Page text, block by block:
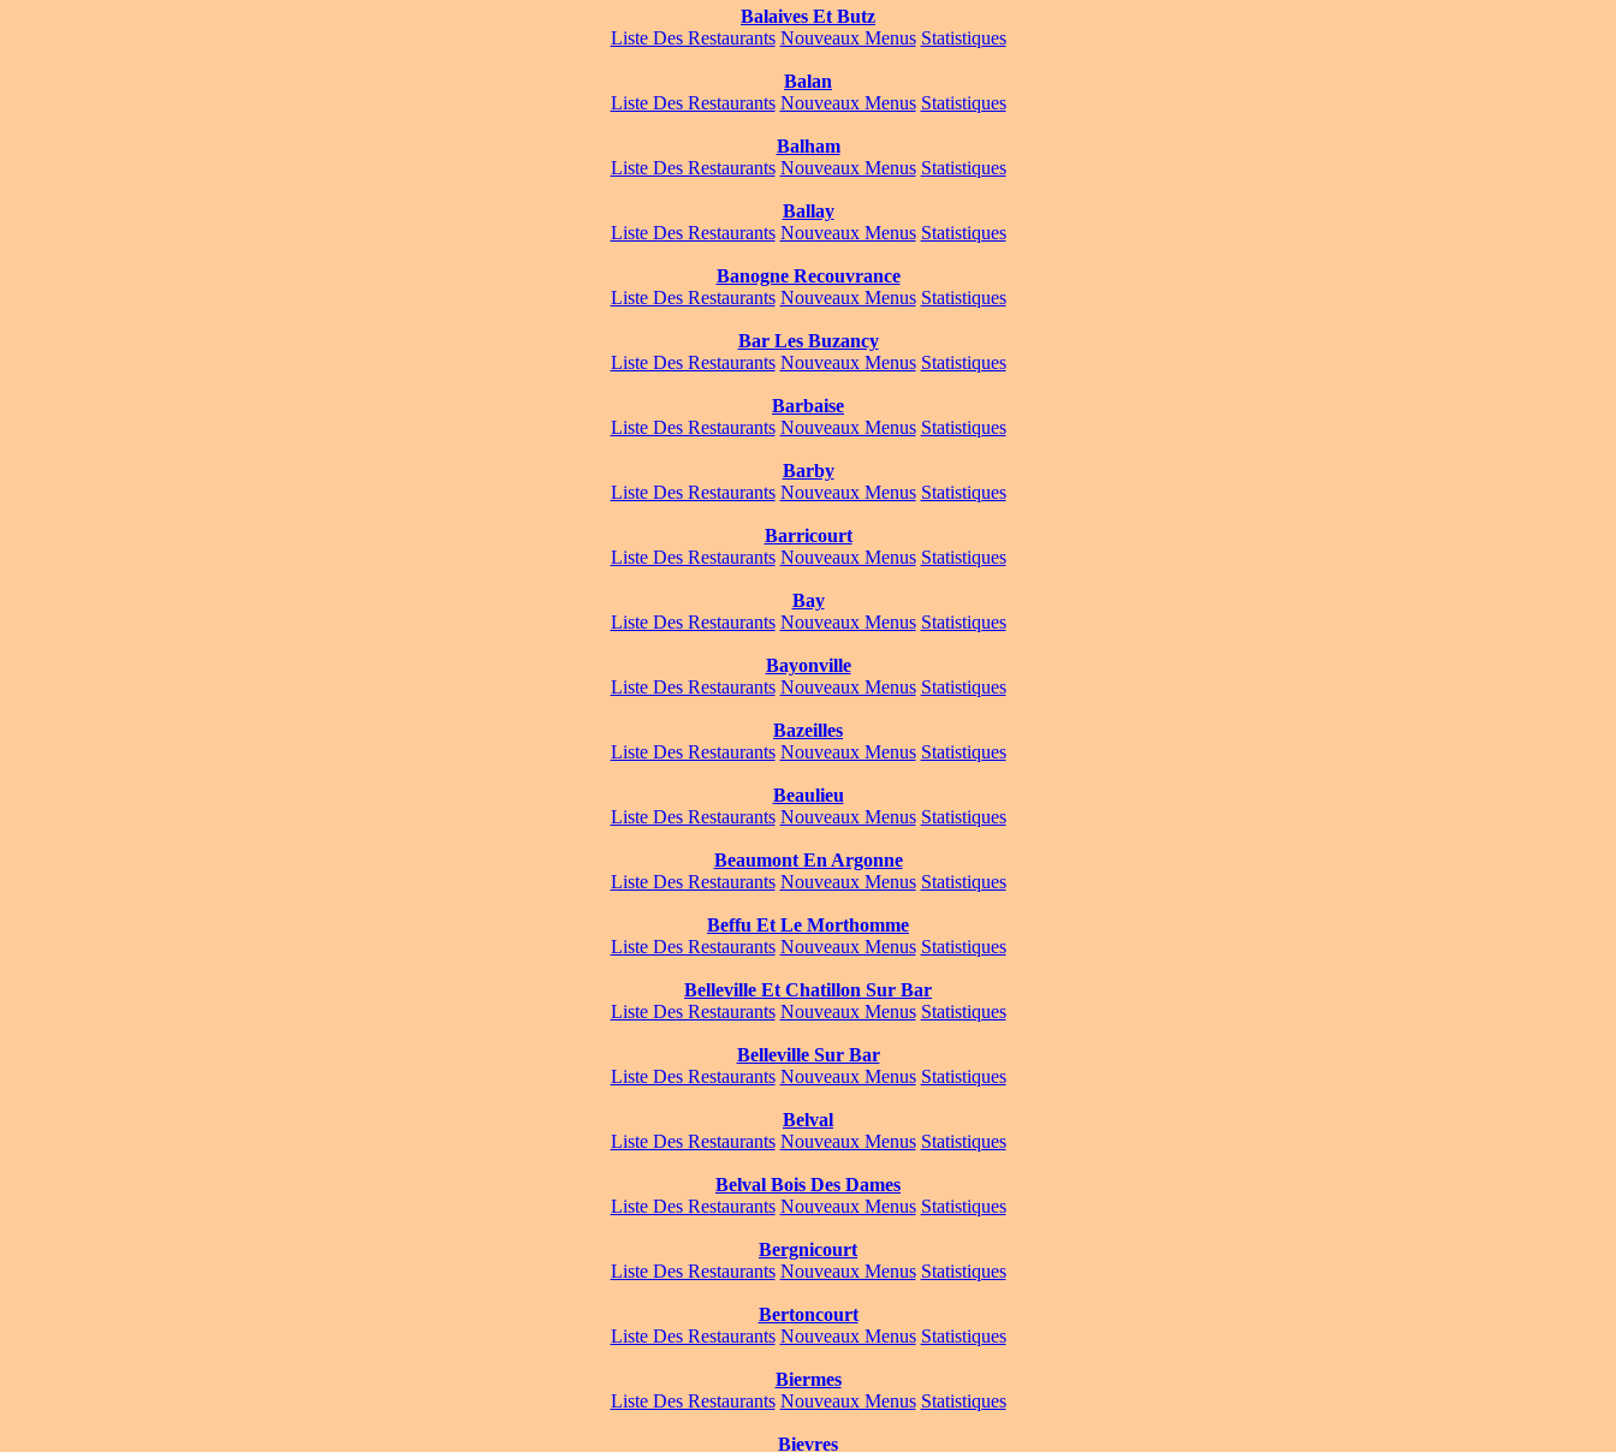
Balaives Et Butz
Liste Des Restaurants Nouveaux Menus Statistiques
Balan
Liste Des Restaurants Nouveaux Menus Statistiques
Balham
Liste Des Restaurants Nouveaux Menus Statistiques
Ballay
Liste Des Restaurants Nouveaux Menus Statistiques
Banogne Recouvrance
Liste Des Restaurants Nouveaux Menus Statistiques
Bar Les Buzancy
Liste Des Restaurants Nouveaux Menus Statistiques
Barbaise
Liste Des Restaurants Nouveaux Menus Statistiques
Barby
Liste Des Restaurants Nouveaux Menus Statistiques
Barricourt
Liste Des Restaurants Nouveaux Menus Statistiques
Bay
Liste Des Restaurants Nouveaux Menus Statistiques
Bayonville
Liste Des Restaurants Nouveaux Menus Statistiques
Bazeilles
Liste Des Restaurants Nouveaux Menus Statistiques
Beaulieu
Liste Des Restaurants Nouveaux Menus Statistiques
Beaumont En Argonne
Liste Des Restaurants Nouveaux Menus Statistiques
Beffu Et Le Morthomme
Liste Des Restaurants Nouveaux Menus Statistiques
Belleville Et Chatillon Sur Bar
Liste Des Restaurants Nouveaux Menus Statistiques
Belleville Sur Bar
Liste Des Restaurants Nouveaux Menus Statistiques
Belval
Liste Des Restaurants Nouveaux Menus Statistiques
Belval Bois Des Dames
Liste Des Restaurants Nouveaux Menus Statistiques
Bergnicourt
Liste Des Restaurants Nouveaux Menus Statistiques
Bertoncourt
Liste Des Restaurants Nouveaux Menus Statistiques
Biermes
Liste Des Restaurants Nouveaux Menus Statistiques
Bievres